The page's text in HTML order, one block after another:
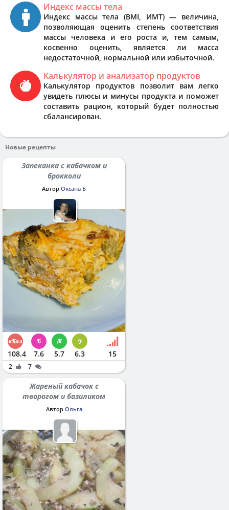
Индекс массы тела
Индекс массы тела (BMI, ИМТ) — величина,
позволяющая оценить степень соответствия
массы человека и его роста и, тем самым,
косвенно оценить, является ли масса
недостаточной, нормальной или избыточной.
Калькулятор и анализатор продуктов
Калькулятор продуктов позволит вам легко
увидеть плюсы и минусы продукта и поможет
составить рацион, который будет полностью
сбалансирован.
Новые рецепты
Запеканка с кабачком и
брокколи
Автор Оксана Б
108.4 7.6 5.7 6.3 15
2 7
Жареный кабачок с
творогом и базиликом
Автор Ольга